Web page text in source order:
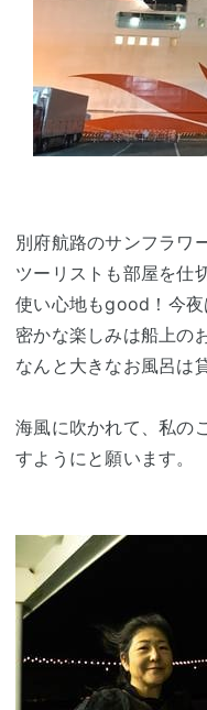
別府航路のサンフラワ
ツーリストも部屋を仕
使い心地もgood！今夜
密かな楽しみは船上の
なんと大きなお風呂は
海風に吹かれて、私の
すようにと願います。